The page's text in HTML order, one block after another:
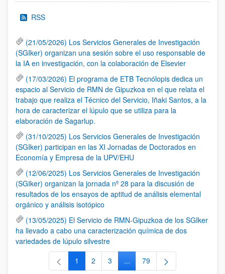
RSS
(21/05/2026) Los Servicios Generales de Investigación
(SGIker) organizan una sesión sobre el uso responsable de
la IA en investigación, con la colaboración de Elsevier
(17/03/2026) El programa de ETB Tecnólopis dedica un
espacio al Servicio de RMN de Gipuzkoa en el que relata el
trabajo que realiza el Técnico del Servicio, Iñaki Santos, a la
hora de caracterizar el lúpulo que se utiliza para la
elaboración de Sagarlup.
(31/10/2025) Los Servicios Generales de Investigación
(SGIker) participan en las XI Jornadas de Doctorados en
Economía y Empresa de la UPV/EHU
(12/06/2025) Los Servicios Generales de Investigación
(SGIker) organizan la jornada nº 28 para la discusión de
resultados de los ensayos de aptitud de análisis elemental
orgánico y análisis isotópico
(13/05/2025) El Servicio de RMN-Gipuzkoa de los SGIker
ha llevado a cabo una caracterización química de dos
variedades de lúpulo silvestre
Página
1 Página
2 Página
3 ...Páginas intermedias Use TAB
Página
79